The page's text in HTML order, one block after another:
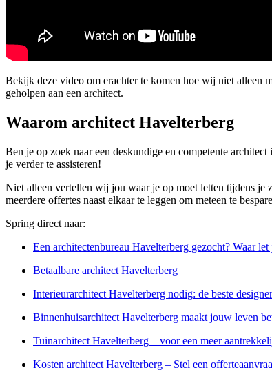
Bekijk deze video om erachter te komen hoe wij niet alleen
geholpen aan een architect.
Waarom architect Havelterberg
Ben je op zoek naar een deskundige en competente
je verder te assisteren!
Niet alleen vertellen wij jou waar je op moet letten tijdens je
meerdere offertes naast elkaar te leggen om meteen te
Spring direct naar:
Een architectenbureau Havelterberg gezocht? Waar let
Betaalbare architect Havelterberg
Interieurarchitect Havelterberg nodig: de beste
Binnenhuisarchitect Havelterberg maakt jouw leven
Tuinarchitect Havelterberg – voor een meer
Kosten architect Havelterberg – Stel een